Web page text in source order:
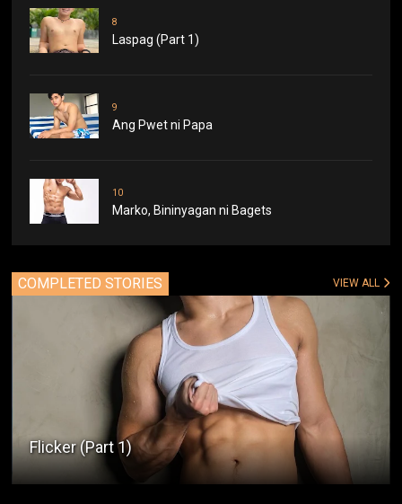
8
Laspag (Part 1)
9
Ang Pwet ni Papa
10
Marko, Bininyagan ni Bagets
COMPLETED STORIES VIEW ALL
Flicker (Part 1)